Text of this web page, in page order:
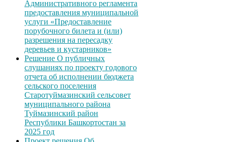
Административного регламента
предоставления муниципальной
услуги «Предоставление
порубочного билета и (или)
разрешения на пересадку
деревьев и кустарников»
Решение О публичных
слушаниях по проекту годового
отчета об исполнении бюджета
сельского поселения
Старотуймазинский сельсовет
муниципального района
Туймазинский район
Республики Башкортостан за
2025 год